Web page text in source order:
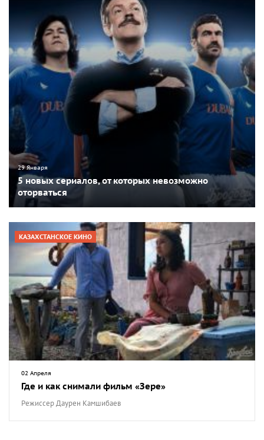
29 Января
5 новых сериалов, от которых невозможно
оторваться
КАЗАХСТАНСКОЕ КИНО
02 Апреля
Где и как снимали фильм «Зере»
Режиссер Даурен Камшибаев